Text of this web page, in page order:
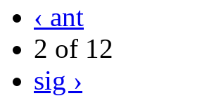
‹ ant
2 of 12
sig ›